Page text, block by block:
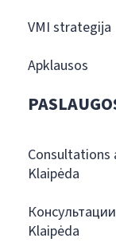
VMI strategija
Apklausos
Consultations
Klaipėda
Klaipėda